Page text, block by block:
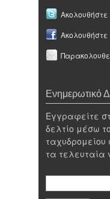
Ακολουθήστε
Ακολουθήστε
Ενημερωτικό
Εγγραφείτε
δελτίο μέσω
τα τελευταία